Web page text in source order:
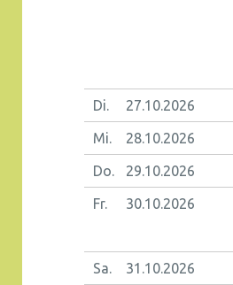
Di. 27.10.2026
Mi. 28.10.2026
Do. 29.10.2026
Fr. 30.10.2026
Sa. 31.10.2026